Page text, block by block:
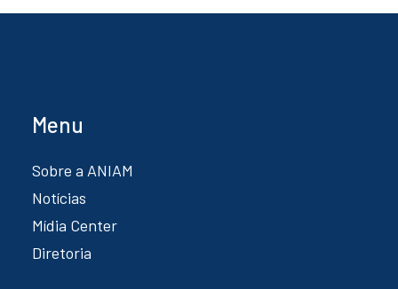
Menu
Sobre a ANIAM
Notícias
Mídia Center
Diretoria